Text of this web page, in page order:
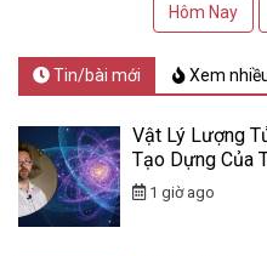
Hôm Nay
Tin/bài mới Xem
Vật Lý Lượng
Tạo Dựng Của
1 giờ ago